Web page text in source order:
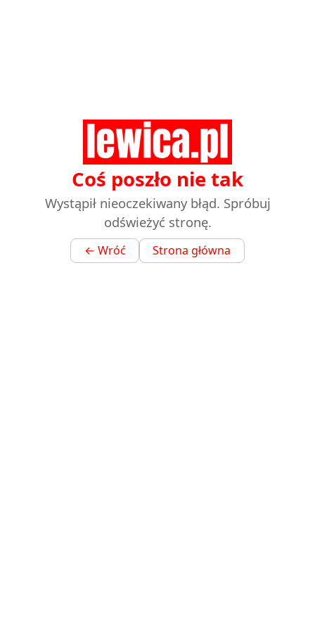
Coś poszło nie tak
Wystąpił nieoczekiwany błąd. Spróbuj
odświeżyć stronę.
← Wróć Strona główna